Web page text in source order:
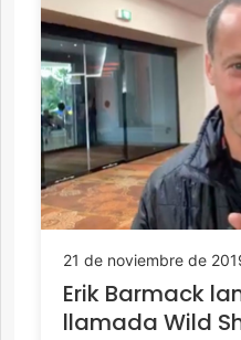
21 de noviembre de
Erik Barmack
llamada Wild